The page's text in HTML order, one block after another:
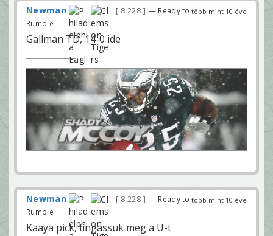
több mint 10 éve
Newman 8 228
— Ready to
Rumble
Gallman TD, 14-0 ide
több mint 10 éve
Newman 8 228
— Ready to
Rumble
Kaaya pick, fingassuk meg a U-t